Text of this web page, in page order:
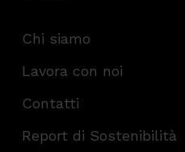
Chi siamo
Lavora con noi
Contatti
Report di Sostenibilità